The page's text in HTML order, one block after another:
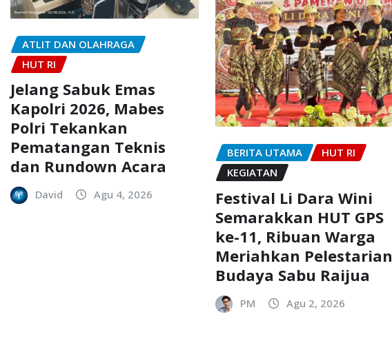
ATLIT DAN OLAHRAGA
HUT RI
Jelang Sabuk Emas
Kapolri 2026, Mabes
Polri Tekankan
Pematangan Teknis
dan Rundown Acara
David Agu 4, 2026
BERITA UTAMA
HUT RI
KEGIATAN
Festival Li Dara Wini
Semarakkan HUT GPS
ke-11, Ribuan Warga
Meriahkan Pelestarian
Budaya Sabu Raijua
PM Agu 2, 2026